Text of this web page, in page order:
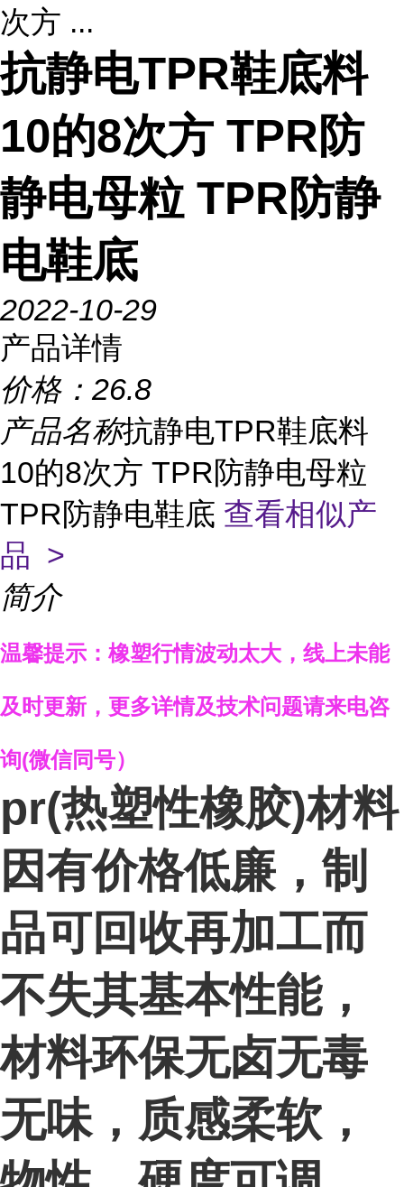
次方 ...
抗静电TPR鞋底料
10的8次方 TPR防
静电母粒 TPR防静
电鞋底
2022-10-29
产品详情
价格： 26.8
产品名称抗静电TPR鞋底料
10的8次方 TPR防静电母粒
TPR防静电鞋底 查看相似产
品 >
简介
温馨提示： 橡塑行情波动太大，线上未能
及时更新， 更多详情及技术问题请来电咨
询(微信同号）
pr(热塑性橡胶)材料
因有价格低廉，制
品可回收再加工而
不失其基本性能，
材料环保无卤无毒
无味，质感柔软，